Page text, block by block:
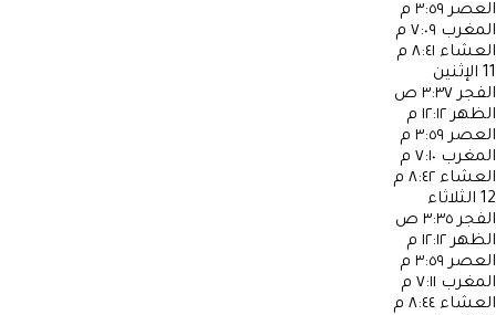
العصر ٣:٥٩ م
المغرب ٧:٠٩ م
العشاء ٨:٤١ م
11 الإثنين
الفجر ٣:٣٧ ص
الظهر ١٢:١٢ م
العصر ٣:٥٩ م
المغرب ٧:١٠ م
العشاء ٨:٤٢ م
12 الثلاثاء
الفجر ٣:٣٥ ص
الظهر ١٢:١٢ م
العصر ٣:٥٩ م
المغرب ٧:١١ م
العشاء ٨:٤٤ م